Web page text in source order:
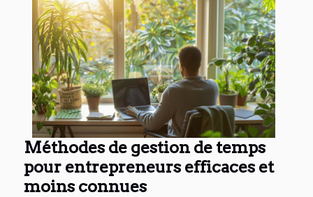
Méthodes de gestion de temps
pour entrepreneurs efficaces et
moins connues